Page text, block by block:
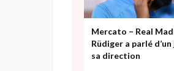
Mercato – Real
Rüdiger a parlé
sa direction